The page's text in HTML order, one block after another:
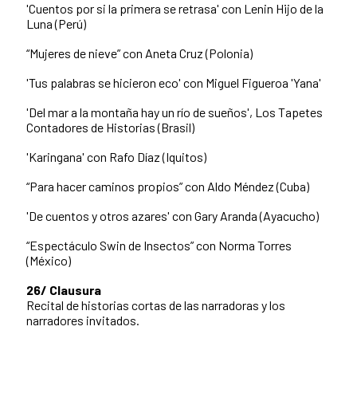
'Cuentos por si la primera se retrasa' con Lenin Hijo de la
Luna (Perú)
“Mujeres de nieve” con Aneta Cruz (Polonia)
'Tus palabras se hicieron eco' con Miguel Figueroa 'Yana'
'Del mar a la montaña hay un río de sueños', Los Tapetes
Contadores de Historias (Brasil)
'Karingana' con Rafo Díaz (Iquitos)
“Para hacer caminos propios” con Aldo Méndez (Cuba)
'De cuentos y otros azares' con Gary Aranda (Ayacucho)
“Espectáculo Swin de Insectos” con Norma Torres
(México)
26/ Clausura
Recital de historias cortas de las narradoras y los
narradores invitados.